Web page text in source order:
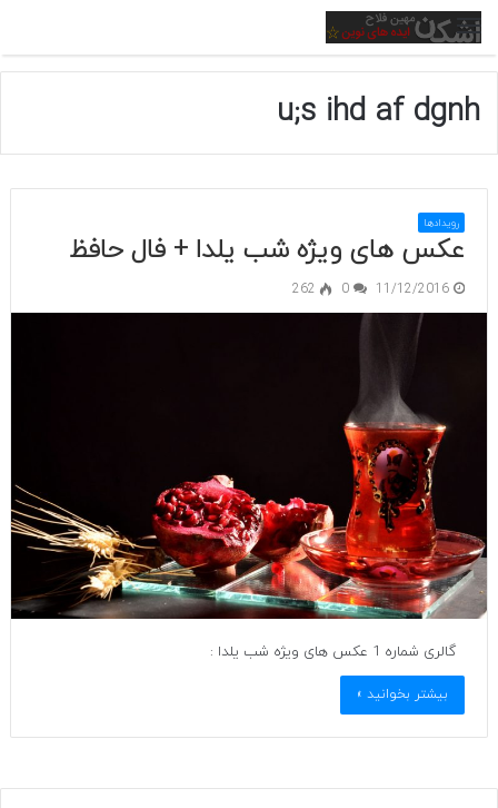
منو
u;s ihd af dgnh
رویدادها
عکس های ویژه شب یلدا + فال حافظ
11/12/2016
0
262
گالری شماره 1 عکس های ویژه شب یلدا :
بیشتر بخوانید »